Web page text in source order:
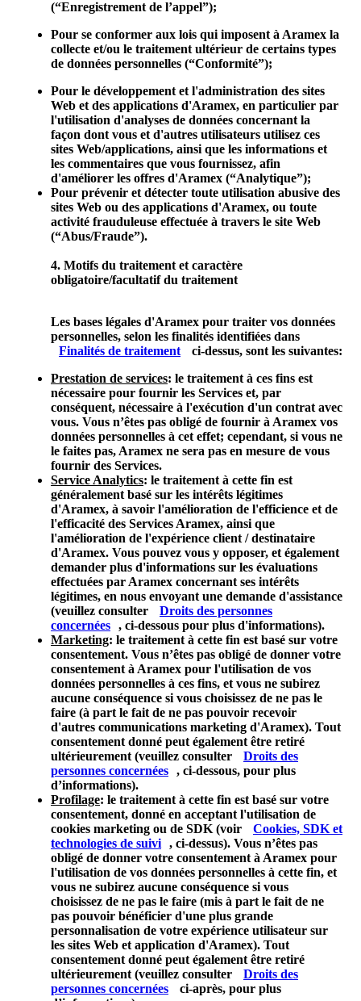
(“Enregistrement de l’appel”);
Pour se conformer aux lois qui imposent à Aramex la
collecte et/ou le traitement ultérieur de certains types
de données personnelles (“Conformité”);
Pour le développement et l'administration des sites
Web et des applications d'Aramex, en particulier par
l'utilisation d'analyses de données concernant la
façon dont vous et d'autres utilisateurs utilisez ces
sites Web/applications, ainsi que les informations et
les commentaires que vous fournissez, afin
d'améliorer les offres d'Aramex (“Analytique”);
Pour prévenir et détecter toute utilisation abusive des
sites Web ou des applications d'Aramex, ou toute
activité frauduleuse effectuée à travers le site Web
(“Abus/Fraude”).
4. Motifs du traitement et caractère
obligatoire/facultatif du traitement
Les bases légales d'Aramex pour traiter vos données
personnelles, selon les finalités identifiées dans
Finalités de traitement
ci-dessus, sont les suivantes:
Prestation de services: le traitement à ces fins est
nécessaire pour fournir les Services et, par
conséquent, nécessaire à l'exécution d'un contrat avec
vous. Vous n’êtes pas obligé de fournir à Aramex vos
données personnelles à cet effet; cependant, si vous ne
le faites pas, Aramex ne sera pas en mesure de vous
fournir des Services.
Service Analytics: le traitement à cette fin est
généralement basé sur les intérêts légitimes
d'Aramex, à savoir l'amélioration de l'efficience et de
l'efficacité des Services Aramex, ainsi que
l'amélioration de l'expérience client / destinataire
d'Aramex. Vous pouvez vous y opposer, et également
demander plus d'informations sur les évaluations
effectuées par Aramex concernant ses intérêts
légitimes, en nous envoyant une demande d'assistance
(veuillez consulter
Droits des personnes
concernées , ci-dessous pour plus d'informations).
Marketing: le traitement à cette fin est basé sur votre
consentement. Vous n’êtes pas obligé de donner votre
consentement à Aramex pour l'utilisation de vos
données personnelles à ces fins, et vous ne subirez
aucune conséquence si vous choisissez de ne pas le
faire (à part le fait de ne pas pouvoir recevoir
d'autres communications marketing d'Aramex). Tout
consentement donné peut également être retiré
ultérieurement (veuillez consulter
Droits des
personnes concernées , ci-dessous, pour plus
d’informations).
Profilage: le traitement à cette fin est basé sur votre
consentement, donné en acceptant l'utilisation de
cookies marketing ou de SDK (voir
Cookies, SDK et
technologies de suivi , ci-dessus). Vous n’êtes pas
obligé de donner votre consentement à Aramex pour
l'utilisation de vos données personnelles à cette fin, et
vous ne subirez aucune conséquence si vous
choisissez de ne pas le faire (mis à part le fait de ne
pas pouvoir bénéficier d'une plus grande
personnalisation de votre expérience utilisateur sur
les sites Web et application d'Aramex). Tout
consentement donné peut également être retiré
ultérieurement (veuillez consulter
Droits des
personnes concernées
ci-après, pour plus